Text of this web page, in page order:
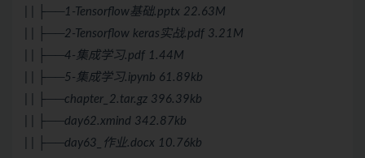
| | ├──1-Tensorflow基础.pptx 22.63M
| | ├──2-Tensorflow keras实战.pdf 3.21M
| | ├──4-集成学习.pdf 1.44M
| | ├──5-集成学习.ipynb 61.89kb
| | ├──chapter_2.tar.gz 396.39kb
| | ├──day62.xmind 342.87kb
| | ├──day63_作业.docx 10.76kb